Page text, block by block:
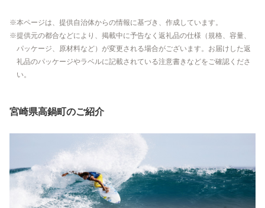
本ページは、提供自治体からの情報に基づき、作成しています。
提供元の都合などにより、掲載中に予告なく返礼品の仕様（規格、容量、
パッケージ、原材料など）が変更される場合がございます。お届けした返
礼品のパッケージやラベルに記載されている注意書きなどをご確認くださ
い。
宮崎県高鍋町のご紹介